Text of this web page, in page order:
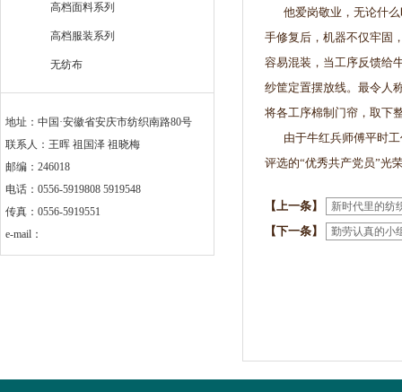
高档面料系列
高档服装系列
无纺布
地址：中国·安徽省安庆市纺织南路80号
联系人：王晖 祖国泽 祖晓梅
邮编：246018
电话：0556-5919808 5919548
传真：0556-5919551
e-mail：
他爱岗敬业，无论什
手修复后，机器不仅牢固
容易混装，当工序反馈给
纱筐定置摆放线。最令人
将各工序棉制门帘，取下
由于牛红兵师傅平时
评选的“优秀共产党员”光
【上一条】 新时代里的纺
【下一条】 勤劳认真的小